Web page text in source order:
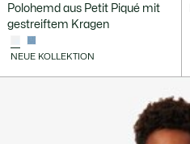
Polohemd aus Petit Piqué mit
gestreiftem Kragen
NEUE KOLLEKTION